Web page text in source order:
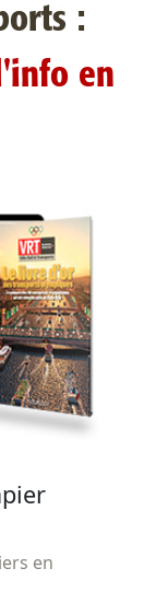
:
en
en